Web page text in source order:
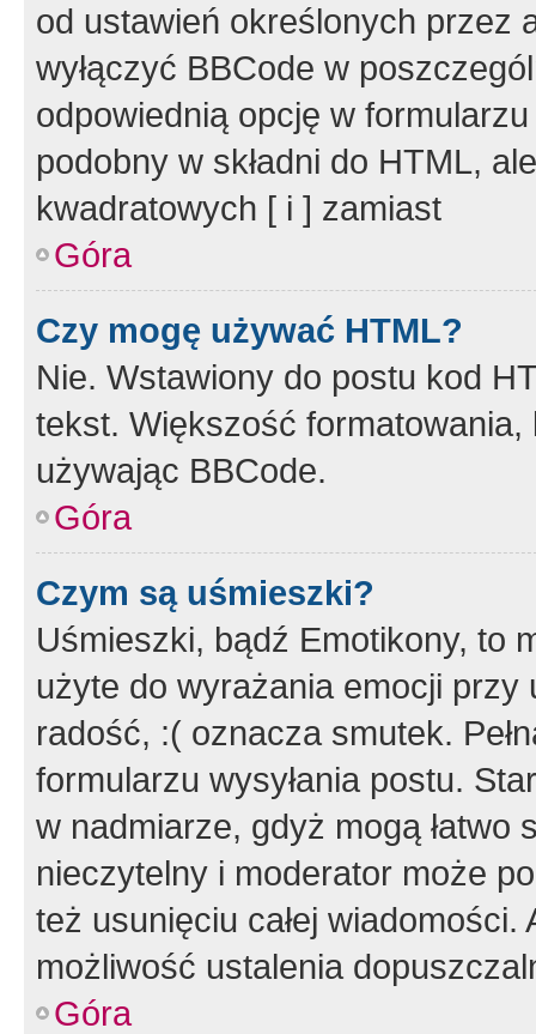
od ustawień określonych przez
wyłączyć BBCode w
odpowiednią opcję w
podobny w składni do HTML,
kwadratowych [ i ] zamiast
Góra
Czy mogę używać HTML?
Nie. Wstawiony do postu kod
tekst. Większość
używając BBCode.
Góra
Czym są uśmieszki?
Uśmieszki, bądź Emotikony, to
użyte do wyrażania emocji
radość, :( oznacza smutek.
formularzu wysyłania postu.
w nadmiarze, gdyż mogą
nieczytelny i moderator może
też usunięciu całej
możliwość ustalenia
Góra